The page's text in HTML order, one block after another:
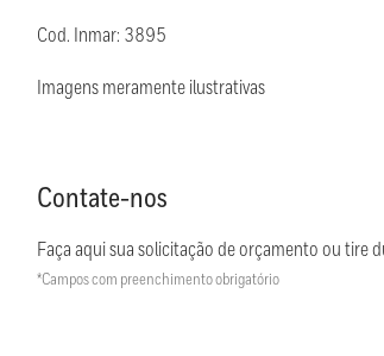
Cod. Inmar: 3895
Imagens meramente ilustrativas
Contate-nos
Faça aqui sua solicitação de orçamento ou tire
*Campos com preenchimento obrigatório